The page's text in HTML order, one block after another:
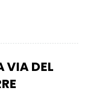
VIA DEL